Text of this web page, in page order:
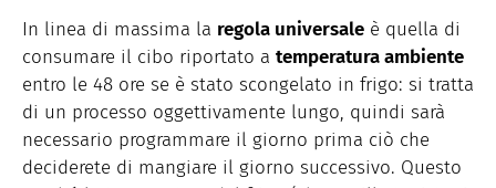
In linea di massima la regola universale è quella di
consumare il cibo riportato a temperatura ambiente
entro le 48 ore se è stato scongelato in frigo: si tratta
di un processo oggettivamente lungo, quindi sarà
necessario programmare il giorno prima ciò che
deciderete di mangiare il giorno successivo. Questo